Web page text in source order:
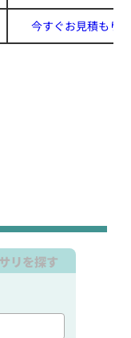
今すぐお見積もり
リを探す